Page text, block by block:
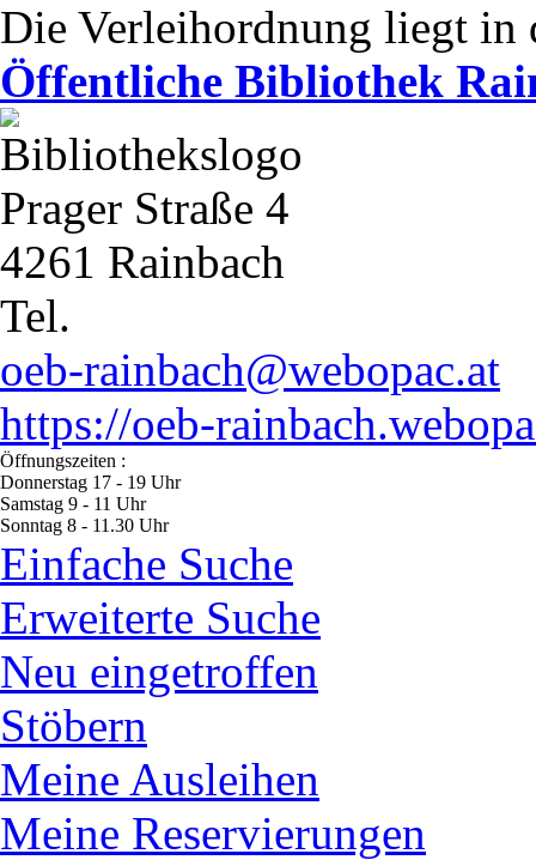
Die Verleihordnung liegt in
Öffentliche Bibliothek
Prager Straße 4
4261 Rainbach
Tel.
oeb-rainbach@webopac.at
https://oeb-
Öffnungszeiten :
Donnerstag 17 - 19 Uhr
Samstag 9 - 11 Uhr
Sonntag 8 - 11.30 Uhr
Einfache Suche
Erweiterte Suche
Neu eingetroffen
Stöbern
Meine Ausleihen
Meine Reservierungen